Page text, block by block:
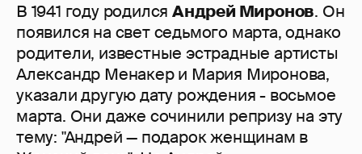
В 1941 году родился Андрей Миронов. Он
появился на свет седьмого марта, однако
родители, известные эстрадные артисты
Александр Менакер и Мария Миронова,
указали другую дату рождения - восьмое
марта. Они даже сочинили репризу на эту
тему: "Андрей — подарок женщинам в